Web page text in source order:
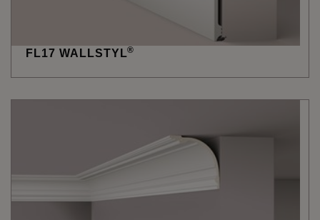
FL17 WALLSTYL®